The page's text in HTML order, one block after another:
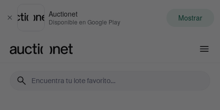
Cerrar
Auctionet
Disponible en Google Play Mostrar